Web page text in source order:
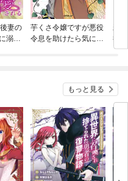
妻の
溺愛
芋くさ令嬢ですが悪役
令息を助けたら気に入
親
役
だ
もっと見る